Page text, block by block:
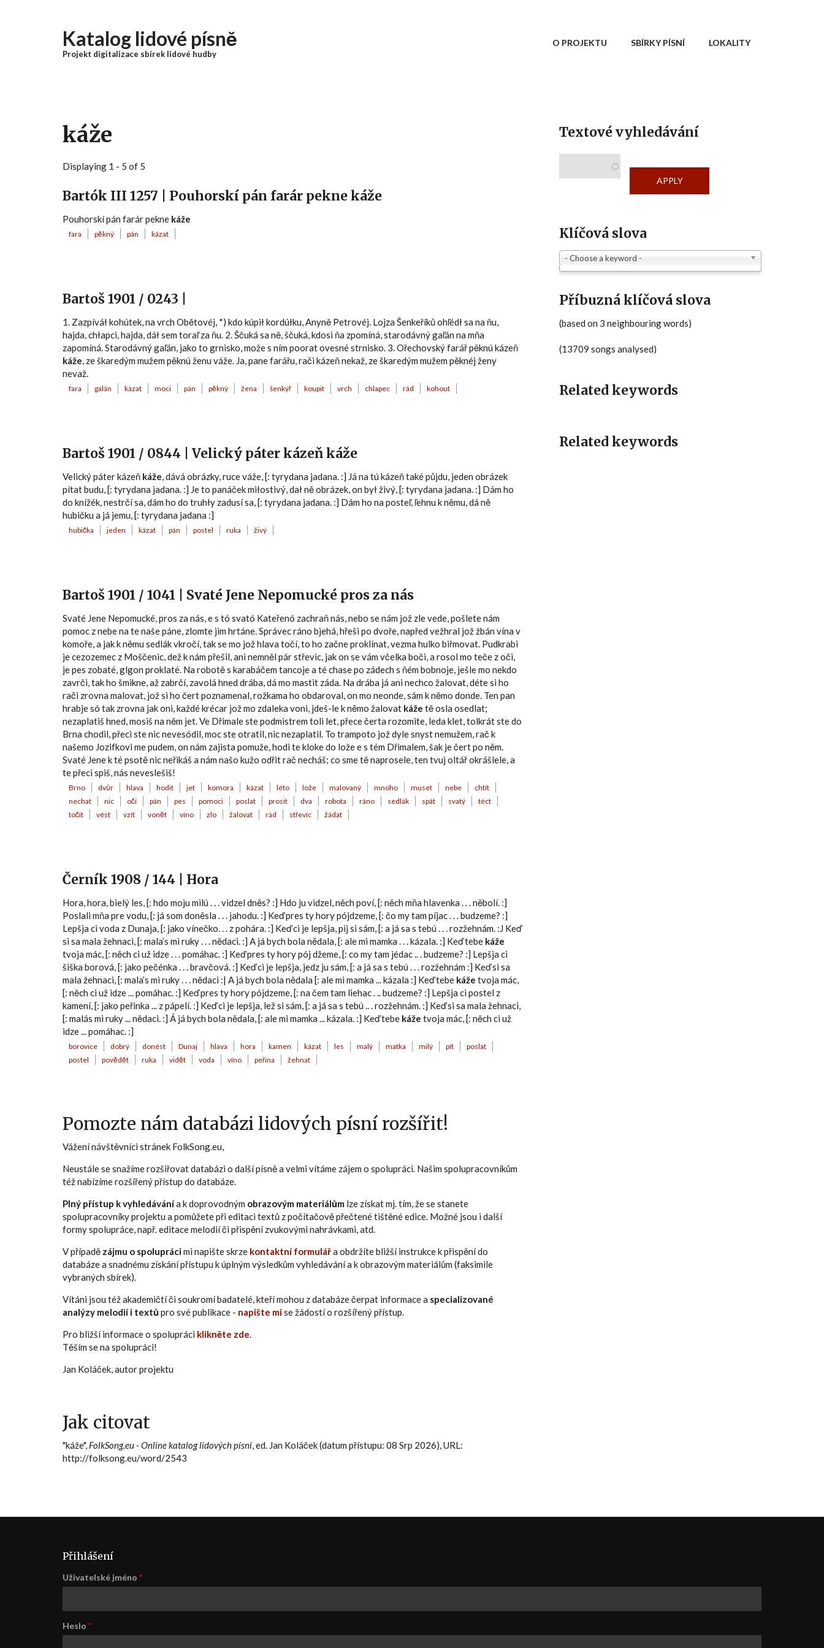
Katalog lidové písně
Projekt digitalizace sbírek lidové hudby
O PROJEKTU SBÍRKY PÍSNÍ LOKALITY
káže
Displaying 1 - 5 of 5
Bartók III 1257 | Pouhorskí pán farár pekne káže
Pouhorskí pán farár pekne káže
fara pěkný pán kázat
Bartoš 1901 / 0243 |
1. Zazpíváł kohútek, na vrch Obětovéj, *) kdo kúpił kordúłku, Anyně Petrovéj. Lojza Šenkeříků ohľédł sa na ňu,
hajda, chłapci, hajda, dáł sem toraľ za ňu. 2. Ščuká sa ně, ščuká, kdosi ňa zpomíná, starodávný gaľán na mňa
zapomíná. Starodávný gaľán, jako to grnisko, može s ním poorat ovesné strnisko. 3. Ořechovský farář pěknú kázeň
káže, ze škaredým mužem pěknú ženu váže. Ja, pane farářu, rači kázeň nekaž, ze škaredým mužem pěknéj ženy
nevaž.
fara galán kázat moci pán pěkný žena šenkýř koupit vrch chlapec rád kohout
Bartoš 1901 / 0844 | Velický páter kázeň káže
Velický páter kázeň káže, dává obrázky, ruce váže, [: tyrydana jadana. :] Já na tú kázeň také půjdu, jeden obrázek
pítat budu, [: tyrydana jadana. :] Je to panáček miłostivý, dał ně obrázek, on był živý, [: tyrydana jadana. :] Dám ho
do knížék, nestrčí sa, dám ho do truhły zadusí sa, [: tyrydana jadana. :] Dám ho na posteľ, ľehnu k němu, dá ně
hubičku a já jemu, [: tyrydana jadana :]
hubička jeden kázat pán postel ruka živý
Bartoš 1901 / 1041 | Svaté Jene Nepomucké pros za nás
Svaté Jene Nepomucké, pros za nás, e s tó svató Kateřenó zachraň nás, nebo se nám jož zle vede, pošlete nám
pomoc z nebe na te naše páne, zlomte jim hrtáne. Správec ráno bjehá, hřeši po dvoře, napřed vežhral jož žbán vína v
komoře, a jak k němu sedlák vkročí, tak se mo jož hlava točí, to ho začne proklínat, vezma hulko biřmovat. Pudkrabi
je cezozemec z Moščenic, dež k nám přešil, ani nemněl pár střevic, jak on se vám včelka boči, a rosol mo teče z oči,
je pes zobaté, glgon proklaté. Na robotě s karabáčem tancoje a té chase po zádech s ňém bobnoje, ješle mo nekdo
zavrči, tak ho šmikne, až zabrčí, zavolá hned drába, dá mo mastit záda. Na drába já ani nechco žalovat, déte si ho
rači zrovna malovat, jož si ho čert poznamenal, rožkama ho obdaroval, on mo neonde, sám k němo donde. Ten pan
hrabje só tak zrovna jak oni, každé krécar jož mo zdaleka voni, jdeš-le k němo žalovat káže tě osla osedlat;
nezaplatiš hned, mosiš na něm jet. Ve Dřimale ste podmistrem toli let, přece čerta rozomite, leda klet, tolkrát ste do
Brna chodil, přeci ste nic nevesódil, moc ste otratil, nic nezaplatil. To trampoto jož dyle snyst nemužem, rač k
našemo Jozifkovi me pudem, on nám zajista pomuže, hodi te kloke do lože e s tém Dřimalem, šak je čert po něm.
Svaté Jene k té psotě nic neřikáš a nám našo kužo odřit rač necháš; co sme tě naprosele, ten tvuj oltář okrášlele, a
te přeci spiš, nás neveslešiš!
Brno dvůr hlava hodit jet komora kázat léto lože malovaný mnoho muset nebe
chtít
nechat
nic oči pán pes pomoci poslat prosit dva robota ráno sedlák spát svatý
téct
točit
vést vzít vonět víno zlo žalovat rád střevíc žádat
Černík 1908 / 144 | Hora
Hora, hora, bielý les, [: hdo moju milú . . . vidzel dněs? :] Hdo ju vidzel, něch poví, [: něch mňa hlavenka . . . něbolí. :]
Poslali mňa pre vodu, [: já som doněsla . . . jahodu. :] Keď pres ty hory pójdzeme, [: čo my tam píjac . . . budzeme? :]
Lepšja ci voda z Dunaja, [: jako vínečko. . . z pohára. :] Keď ci je lepšja, pij si sám, [: a já sa s tebú . . . rozžehnám. :J Keď
si sa mala žehnaci, [: mala’s mi ruky . . . nědaci. :] A já bych bola nědala, [: ale mi mamka . . . kázala. :] Keď tebe káže
tvoja mác, [: něch ci už idze . . . pomáhac. :] Keď pres ty hory pój džeme, [: co my tam jédac .. . budzeme? :] Lepšja ci
šiška borová, [: jako pečénka . . . bravčová. :] Keď ci je lepšja, jedz ju sám, [: a já sa s tebú . . . rozžehnám :] Keď si sa
mala žehnaci, [: mala’s mi ruky . . . nědaci :| A já bych bola nědala [: ale mi mamka ... kázala :] Keď tebe káže tvoja mác,
[: něch ci už idze ... pomáhac. :] Keď pres ty hory pójdzeme, [: na čem tam liehac . .. budzeme? :] Lepšja ci postel z
kamení, [: jako peřinka ... z pápelí. :] Keď ci je lepšja, lež si sám, [: a já sa s tebú .. . rozžehnám. :] Keď si sa mala žehnaci,
[: malás mi ruky ... nědaci. :] Á já bych bola nědala, [: ale mi mamka ... kázala. :] Keď tebe káže tvoja mác, [: něch ci už
idze ... pomáhac. :]
borovice dobrý donést Dunaj hlava hora kamen kázat les malý matka milý pít
poslat
postel
povědět ruka vidět voda víno peřina žehnat
Pomozte nám databázi lidových písní rozšířit!
Vážení návštěvníci stránek FolkSong.eu,
Neustále se snažíme rozšiřovat databázi o další písně a velmi vítáme zájem o spolupráci. Našim spolupracovníkům
též nabízíme rozšířený přístup do databáze.
Plný přístup k vyhledávánía k doprovodným obrazovým materiálům lze získat mj. tím, že se stanete
spolupracovníky projektu a pomůžete při editaci textů z počítačově přečtené tištěné edice. Možné jsou i další
formy spolupráce, např. editace melodií či přispění zvukovými nahrávkami, atd.
V případě zájmu o spoluprácimi napište skrze kontaktní formulářa obdržíte bližší instrukce k přispění do
databáze a snadnému získání přístupu k úplným výsledkům vyhledávání a k obrazovým materiálům (faksimile
vybraných sbírek).
Vítáni jsou též akademičtí či soukromí badatelé, kteří mohou z databáze čerpat informace a specializované
analýzy melodií i textůpro své publikace - napište mise žádostí o rozšířený přístup.
Pro bližší informace o spolupráci klikněte zde.
Těším se na spolupráci!
Jan Koláček, autor projektu
Jak citovat
"káže", FolkSong.eu - Online katalog lidových písní, ed. Jan Koláček (datum přístupu: 08 Srp 2026), URL:
http://folksong.eu/word/2543
Textové vyhledávání
Klíčová slova
- Choose a keyword -
Příbuzná klíčová slova
(based on 3 neighbouring words)
(13709 songs analysed)
Related keywords
Related keywords
Přihlášení
Uživatelské jméno *
Heslo *